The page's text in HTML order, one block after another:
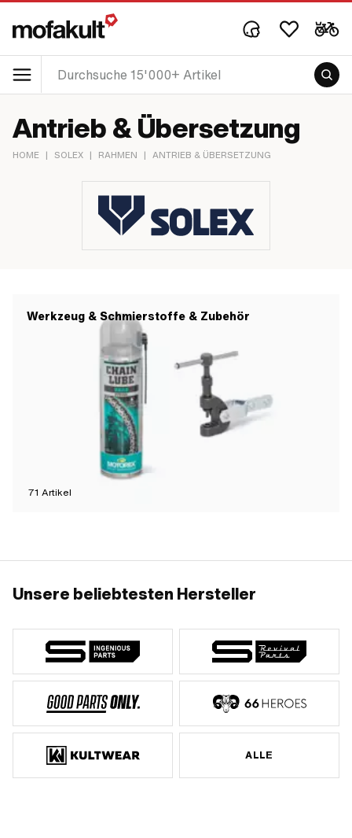
Antrieb & Übersetzung
HOME | SOLEX | RAHMEN | ANTRIEB & ÜBERSETZUNG
Werkzeug & Schmierstoffe & Zubehör
71 Artikel
Unsere beliebtesten Hersteller
ALLE